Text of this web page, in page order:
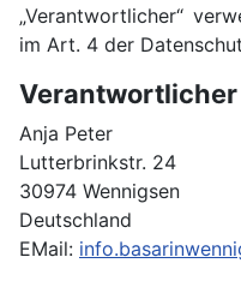
„Verantwortlicher“
im Art. 4 der
Verantwortlicher
Anja Peter
Lutterbrinkstr. 24
30974 Wennigsen
Deutschland
EMail: